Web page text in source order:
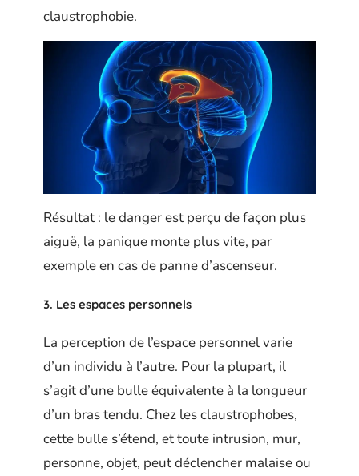
claustrophobie.
Résultat : le danger est perçu de façon plus
aiguë, la panique monte plus vite, par
exemple en cas de panne d’ascenseur.
3. Les espaces personnels
La perception de l’espace personnel varie
d’un individu à l’autre. Pour la plupart, il
s’agit d’une bulle équivalente à la longueur
d’un bras tendu. Chez les claustrophobes,
cette bulle s’étend, et toute intrusion, mur,
personne, objet, peut déclencher malaise ou